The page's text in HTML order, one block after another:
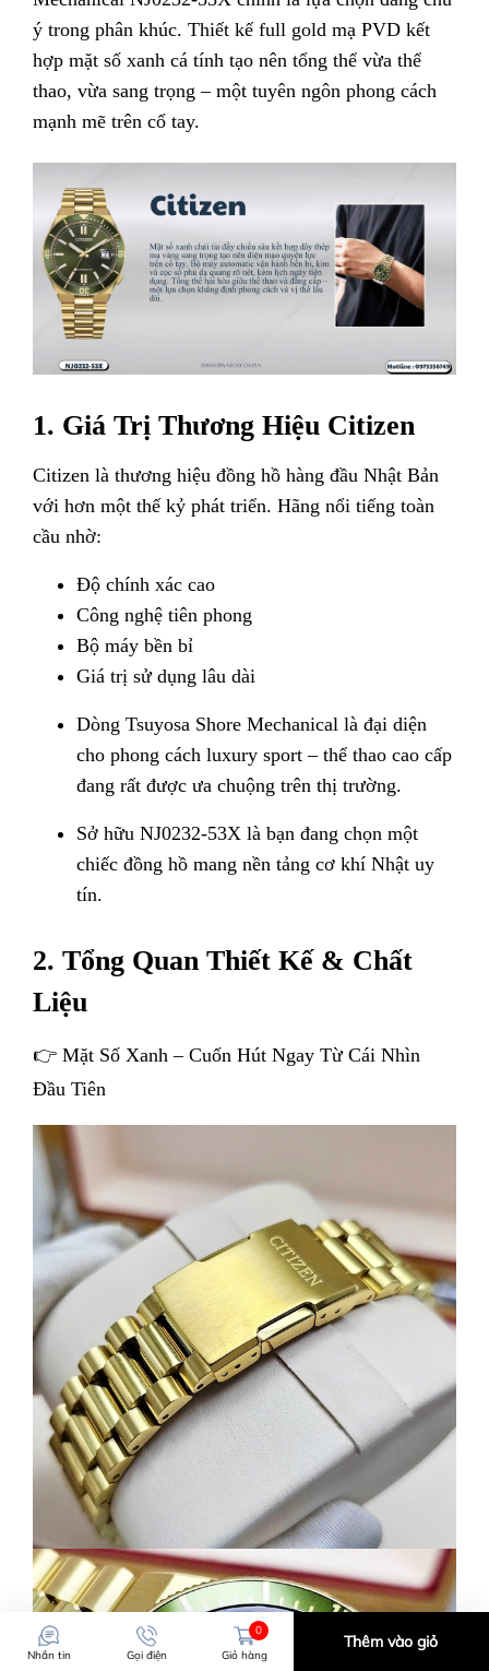
ý trong phân khúc. Thiết kế full gold mạ PVD kết
hợp mặt số xanh cá tính tạo nên tổng thể vừa thể
thao, vừa sang trọng – một tuyên ngôn phong cách
mạnh mẽ trên cổ tay.
1. Giá Trị Thương Hiệu Citizen
Citizen là thương hiệu đồng hồ hàng đầu Nhật Bản
với hơn một thế kỷ phát triển. Hãng nổi tiếng toàn
cầu nhờ:
Độ chính xác cao
Công nghệ tiên phong
Bộ máy bền bỉ
Giá trị sử dụng lâu dài
Dòng Tsuyosa Shore Mechanical là đại diện
cho phong cách luxury sport – thể thao cao cấp
đang rất được ưa chuộng trên thị trường.
Sở hữu NJ0232-53X là bạn đang chọn một
chiếc đồng hồ mang nền tảng cơ khí Nhật uy
tín.
2. Tổng Quan Thiết Kế & Chất
Liệu
👉 Mặt Số Xanh – Cuốn Hút Ngay Từ Cái Nhìn
Đầu Tiên
Nhắn tin Gọi điện
0
Giỏ hàng
Thêm vào giỏ